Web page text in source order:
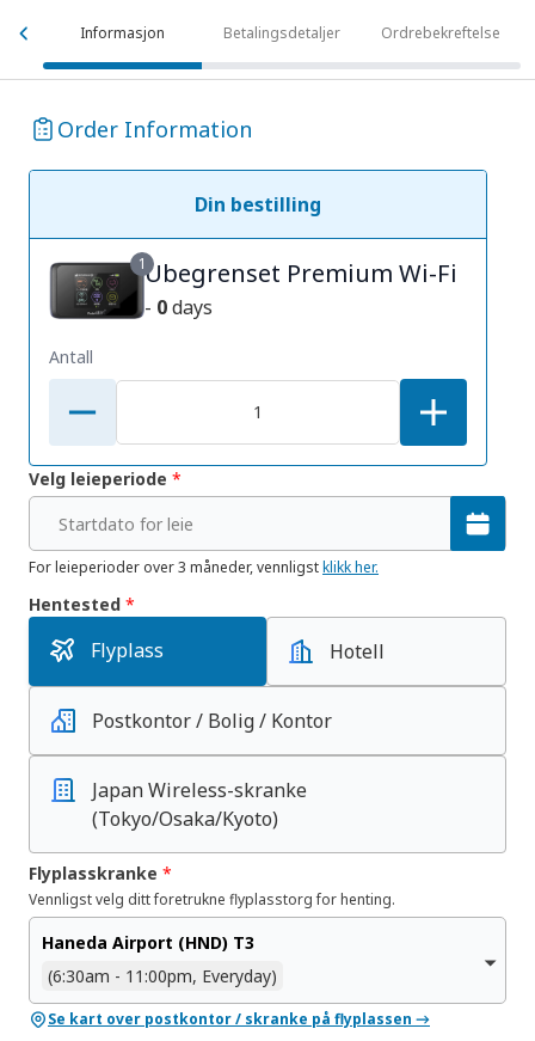
Informasjon Betalingsdetaljer Ordrebekreftelse
Order Information
Din bestilling
1Ubegrenset Premium Wi-Fi
- 0days
Antall
Velg leieperiode *
Startdato for leie
For leieperioder over 3 måneder, vennligstklikk her.
Hentested *
Flyplass Hotell
Postkontor / Bolig / Kontor
Japan Wireless-skranke
(Tokyo/Osaka/Kyoto)
Flyplasskranke *
Vennligst velg ditt foretrukne flyplasstorg for henting.
Haneda Airport (HND) T3
(6:30am - 11:00pm, Everyday)
Se kart over postkontor / skranke på flyplassen →